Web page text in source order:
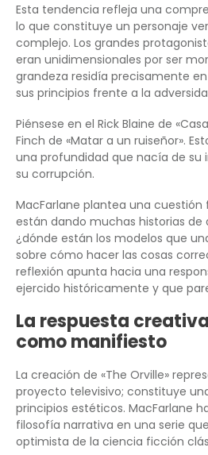
Esta tendencia refleja una
lo que constituye un personaje
complejo. Los grandes
eran unidimensionales por ser
grandeza residía precisamente
sus principios frente a la
Piénsese en el Rick Blaine de
Finch de «Matar a un ruiseñor».
una profundidad que nacía de su
su corrupción.
MacFarlane plantea una cuestión
están dando muchas historias de
¿dónde están los modelos que
sobre cómo hacer las cosas
reflexión apunta hacia una
ejercido históricamente y que
La respuesta
como manifiesto
La creación de «The Orville»
proyecto televisivo; constituye
principios estéticos. MacFarlane
filosofía narrativa en una serie
optimista de la ciencia ficción